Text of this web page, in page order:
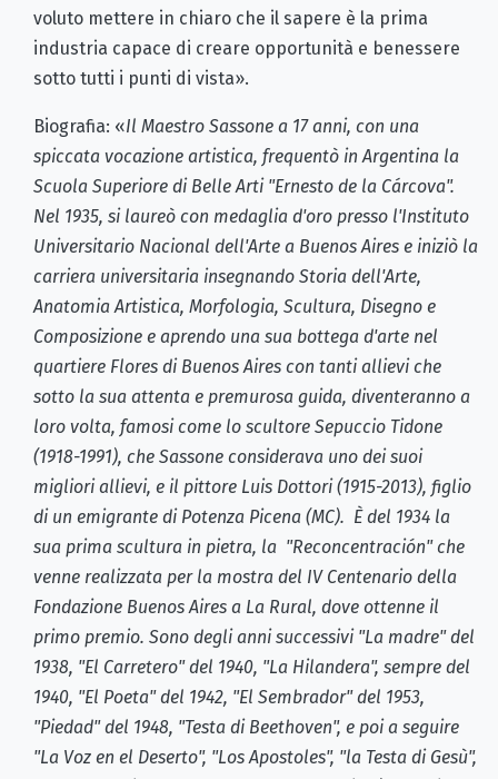
voluto mettere in chiaro che il sapere è la prima
industria capace di creare opportunità e benessere
sotto tutti i punti di vista».
Biografia: «Il Maestro Sassone a 17 anni, con una
spiccata vocazione artistica, frequentò in Argentina la
Scuola Superiore di Belle Arti "Ernesto de la Cárcova".
Nel 1935, si laureò con medaglia d'oro presso l'Instituto
Universitario Nacional dell'Arte a Buenos Aires e iniziò la
carriera universitaria insegnando Storia dell'Arte,
Anatomia Artistica, Morfologia, Scultura, Disegno e
Composizione e aprendo una sua bottega d'arte nel
quartiere Flores di Buenos Aires con tanti allievi che
sotto la sua attenta e premurosa guida, diventeranno a
loro volta, famosi come lo scultore Sepuccio Tidone
(1918-1991), che Sassone considerava uno dei suoi
migliori allievi, e il pittore Luis Dottori (1915-2013), figlio
di un emigrante di Potenza Picena (MC). È del 1934 la
sua prima scultura in pietra, la "Reconcentración" che
venne realizzata per la mostra del IV Centenario della
Fondazione Buenos Aires a La Rural, dove ottenne il
primo premio. Sono degli anni successivi "La madre" del
1938, "El Carretero" del 1940, "La Hilandera", sempre del
1940, "El Poeta" del 1942, "El Sembrador" del 1953,
"Piedad" del 1948, "Testa di Beethoven", e poi a seguire
"La Voz en el Deserto", "Los Apostoles", "la Testa di Gesù",